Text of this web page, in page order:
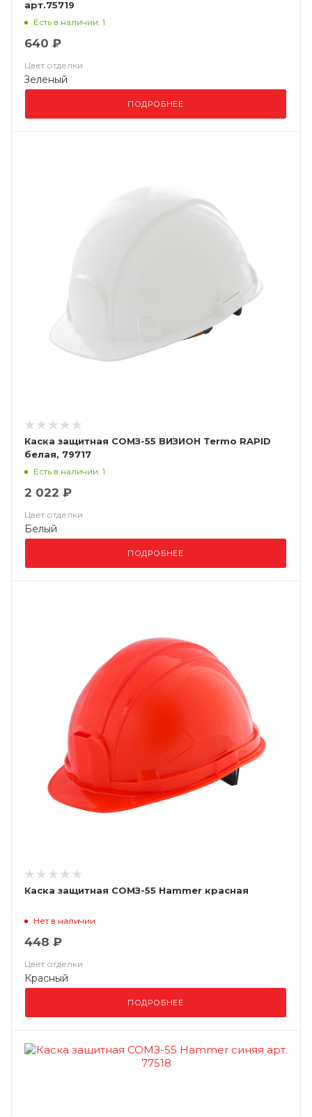
арт.75719
Есть в наличии: 1
640 ₽
Цвет отделки
Зеленый
ПОДРОБНЕЕ
Каска защитная СОМЗ-55 ВИЗИОН Termo RAPID
белая, 79717
Есть в наличии: 1
2 022 ₽
Цвет отделки
Белый
ПОДРОБНЕЕ
Каска защитная СОМЗ-55 Hammer красная
Нет в наличии
448 ₽
Цвет отделки
Красный
ПОДРОБНЕЕ